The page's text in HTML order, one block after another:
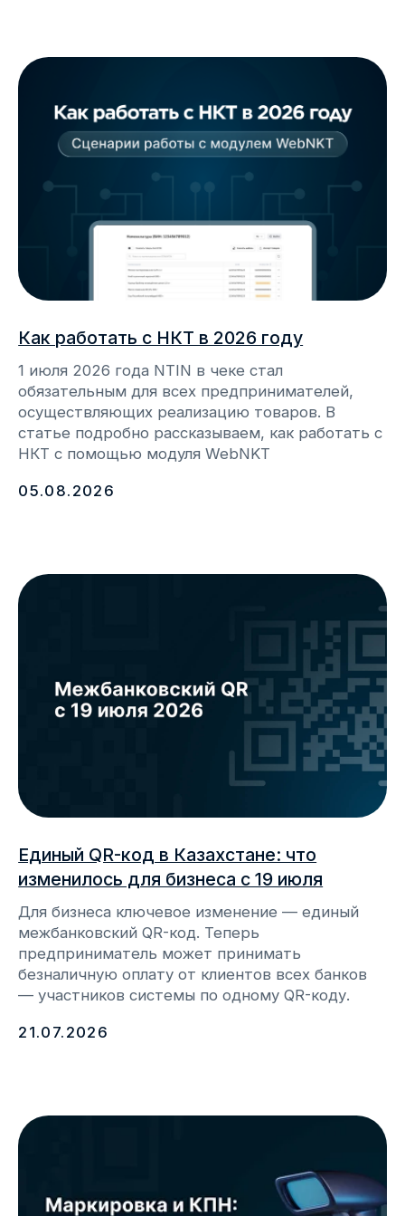
использовать только один прайс-лист. Один и
тот же прайс-лист можно использовать на
07.07.2026
info@webkassa.kz +7 700 777 33 03